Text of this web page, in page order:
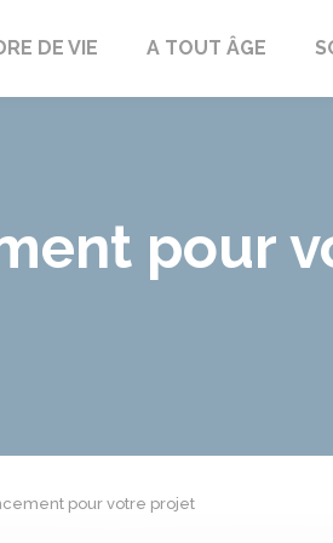
DE VIE A TOUT ÂGE
pour
pour votre projet